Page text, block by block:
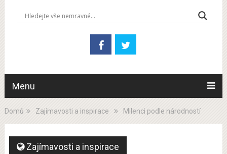
Menu
Domů Zajímavosti a inspirace Milenci podle národností
Zajímavosti a inspirace